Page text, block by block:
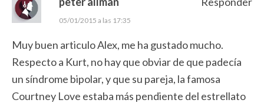
05/01/2015 a las 17:35
Muy buen articulo Alex, me ha gustado mucho.
Respecto a Kurt, no hay que obviar de que padecía
un síndrome bipolar, y que su pareja, la famosa
Courtney Love estaba más pendiente del estrellato